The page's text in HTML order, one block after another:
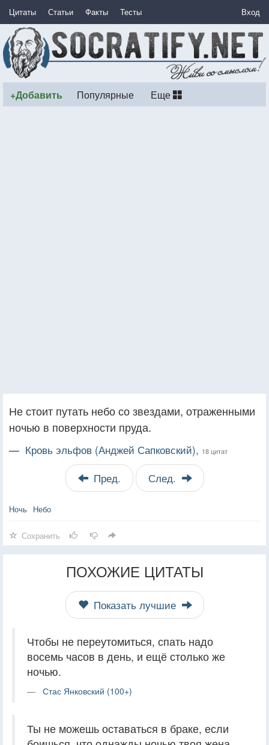
Цитаты Статьи Факты Тесты Вход
+Добавить Популярные Еще
Не стоит путать небо со звездами, отраженными
ночью в поверхности пруда.
— Кровь эльфов (Анджей Сапковский), 18 цитат
Пред. След.
Ночь Небо
Сохранить
ПОХОЖИЕ ЦИТАТЫ
Показать лучшие
Чтобы не переутомиться, спать надо
восемь часов в день, и ещё столько же
ночью.
Стас Янковский (100+)
Ты не можешь оставаться в браке, если